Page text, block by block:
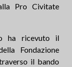
Pro Civitate
ha ricevuto il
Fondazione
il bando